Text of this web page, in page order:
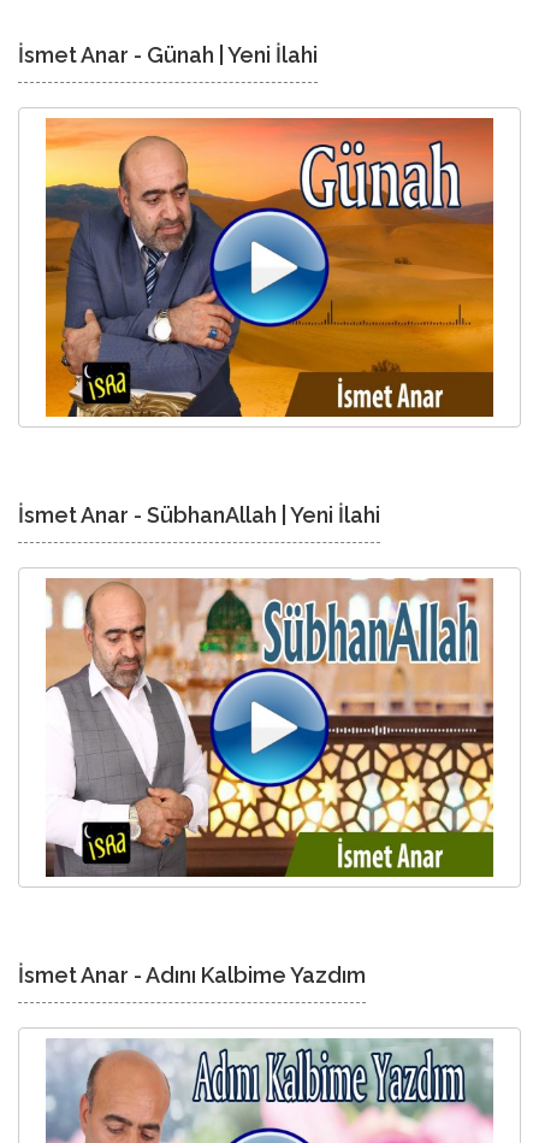
İsmet Anar - Günah | Yeni İlahi
İsmet Anar - SübhanAllah | Yeni İlahi
İsmet Anar - Adını Kalbime Yazdım